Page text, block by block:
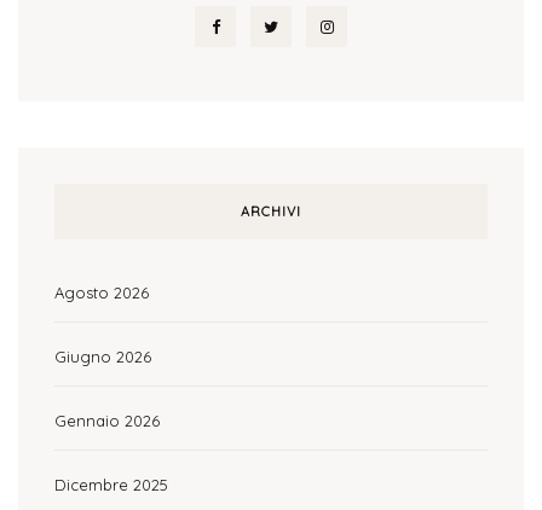
ARCHIVI
Agosto 2026
Giugno 2026
Gennaio 2026
Dicembre 2025